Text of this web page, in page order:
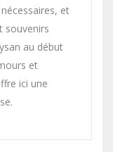
et
souvenirs
au début
et
ici une